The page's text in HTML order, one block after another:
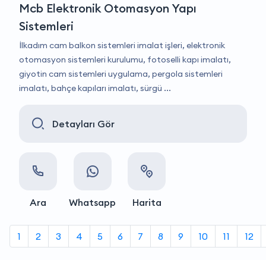
Mcb Elektronik Otomasyon Yapı
Sistemleri
İlkadım cam balkon sistemleri imalat işleri, elektronik
otomasyon sistemleri kurulumu, fotoselli kapı imalatı,
giyotin cam sistemleri uygulama, pergola sistemleri
imalatı, bahçe kapıları imalatı, sürgü ...
Detayları Gör
Ara Whatsapp Harita
1 2 3 4 5 6 7 8 9 10 11 12